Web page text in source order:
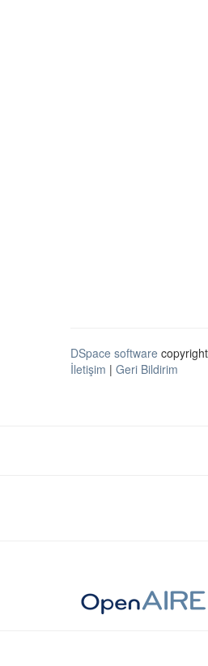
DSpace software
İletişim | Geri Bildirim